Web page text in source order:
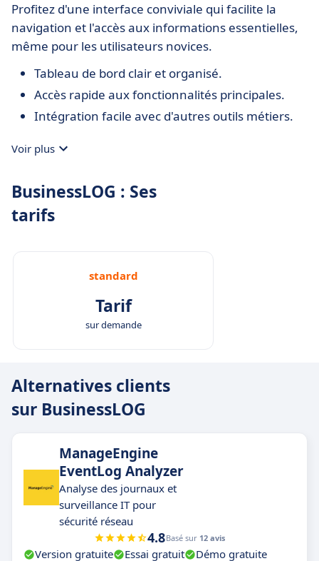
Profitez d'une interface conviviale qui facilite la
navigation et l'accès aux informations essentielles,
même pour les utilisateurs novices.
Tableau de bord clair et organisé.
Accès rapide aux fonctionnalités principales.
Intégration facile avec d'autres outils métiers.
Voir plus
BusinessLOG : Ses
tarifs
standard
Tarif
sur demande
Alternatives clients
sur BusinessLOG
ManageEngine
EventLog Analyzer
Analyse des journaux et
surveillance IT pour
sécurité réseau
4.8Basé sur 12 avis
Version gratuite Essai gratuit
Démo gratuite